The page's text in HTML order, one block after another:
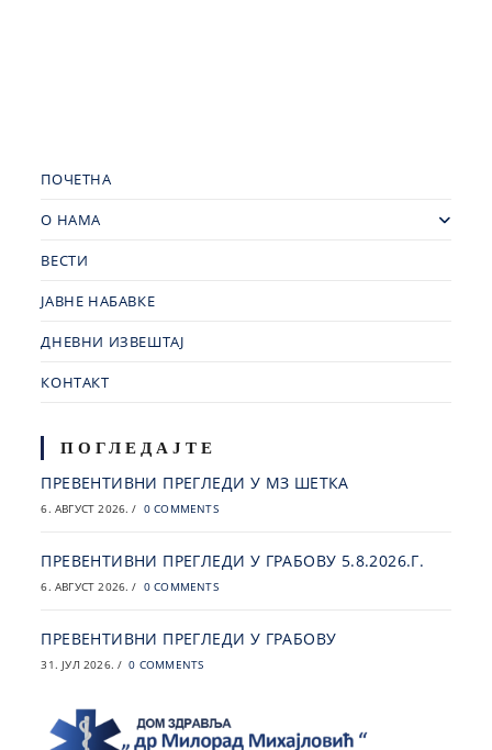
ПОЧЕТНА
О НАМА
ВЕСТИ
ЈАВНЕ НАБАВКЕ
ДНЕВНИ ИЗВЕШТАЈ
КОНТАКТ
ПОГЛЕДАЈТЕ
ПРЕВЕНТИВНИ ПРЕГЛЕДИ У МЗ ШЕТКА
6. АВГУСТ 2026. / 0 COMMENTS
ПРЕВЕНТИВНИ ПРЕГЛЕДИ У ГРАБОВУ 5.8.2026.Г.
6. АВГУСТ 2026. / 0 COMMENTS
ПРЕВЕНТИВНИ ПРЕГЛЕДИ У ГРАБОВУ
31. ЈУЛ 2026. / 0 COMMENTS